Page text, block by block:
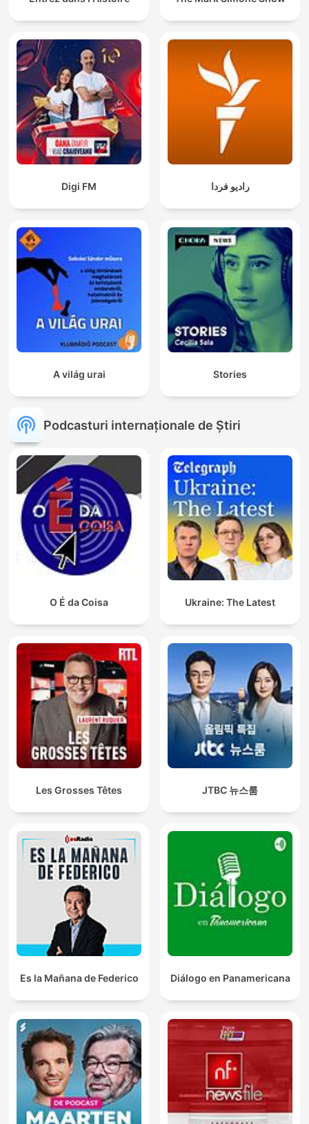
Digi FM رادیو فردا
A világ urai Stories
Podcasturi internaționale de Știri
O É da Coisa Ukraine: The Latest
Les Grosses Têtes JTBC 뉴스룸
Es la Mañana de Federico Diálogo en Panamericana